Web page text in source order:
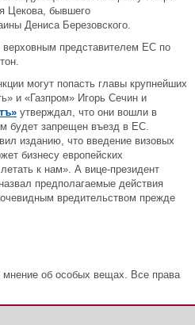
Цекова, бывшего
Дениса Березовского.
представителем ЕС по
могут попасть главы крупнейших
и «Газпром» Игорь Сечин и
утверждал, что они вошли в
будет запрещен въезд в ЕС.
изданию, что введение визовых
бизнесу европейских
к нам». А вице-президент
предполагаемые действия
вредительством прежде
об особых вещах. Все права